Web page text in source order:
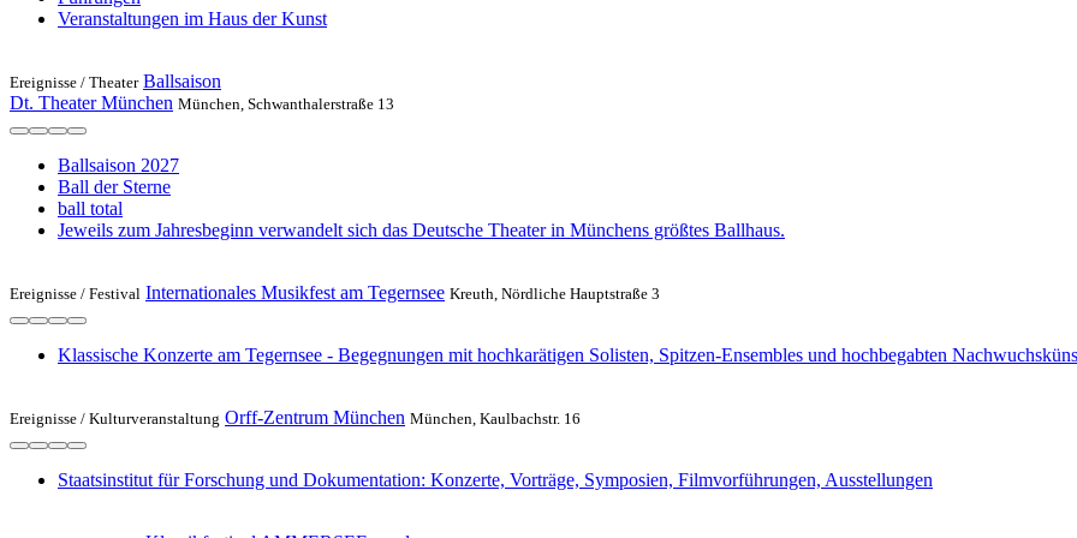
Veranstaltungen im Haus der Kunst
Ereignisse / Theater Ballsaison
Dt. Theater München München, Schwanthalerstraße 13
Ballsaison 2027
Ball der Sterne
ball total
Jeweils zum Jahresbeginn verwandelt sich das Deutsche Theater in Münchens größtes Ballhaus.
Ereignisse / Festival Internationales Musikfest am Tegernsee Kreuth, Nördliche Hauptstraße 3
Klassische Konzerte am Tegernsee - Begegnungen mit hochkarätigen Solisten, Spitzen-Ensem­bles und hochbegabten
Ereignisse / Kulturveranstaltung Orff-Zentrum München München, Kaulbachstr. 16
Staatsinstitut für Forschung und Dokumentation: Konzerte, Vorträge, Symposien, Filmvorführungen, Ausstellungen